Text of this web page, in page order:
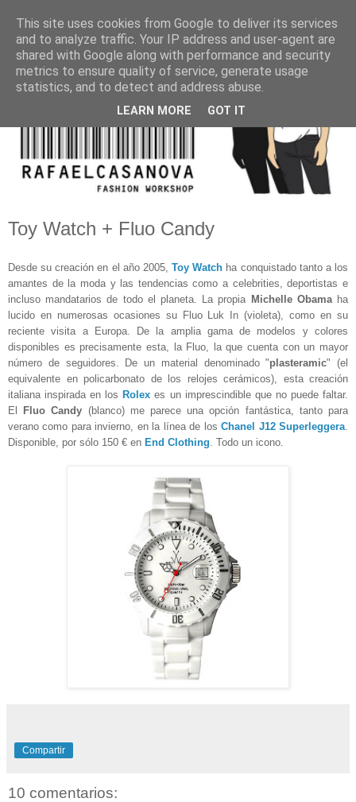
Toy Watch + Fluo Candy
Desde su creación en el año 2005,Toy Watch ha conquistado tanto a los
amantes de la moda y las tendencias como a celebrities, deportistas e
incluso mandatarios de todo el planeta. La propia Michelle Obamaha
lucido en numerosas ocasiones su Fluo Luk In (violeta), como en su
reciente visita a Europa. De la amplia gama de modelos y colores
disponibles es precisamente esta, la Fluo, la que cuenta con un mayor
número de seguidores. De un material denominado "plasteramic" (el
equivalente en policarbonato de los relojes cerámicos), esta creación
italiana inspirada en los Rolex es un imprescindible que no puede faltar.
El
Fluo Candy (blanco) me parece una opción fantástica, tanto para
verano como para invierno, en la línea de losChanel J12 Superleggera
Disponible, por sólo 150 € en End Clothing . Todo un icono.
Compartir
10 comentarios:
This site uses cookies from Google to deliver its services
and to analyze traffic. Your IP address and user-agent are
shared with Google along with performance and security
metrics to ensure quality of service, generate usage
statistics, and to detect and address abuse.
LEARN MORE GOT IT